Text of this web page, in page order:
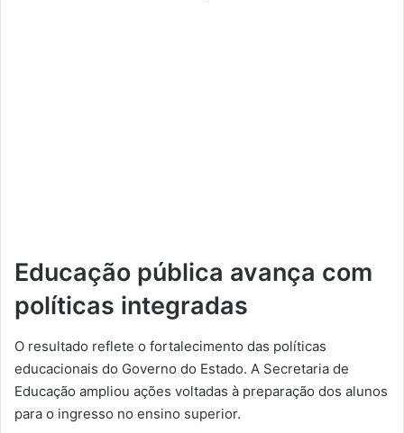
Educação pública avança com
políticas integradas
O resultado reflete o fortalecimento das políticas
educacionais do Governo do Estado. A Secretaria de
Educação ampliou ações voltadas à preparação dos alunos
para o ingresso no ensino superior.